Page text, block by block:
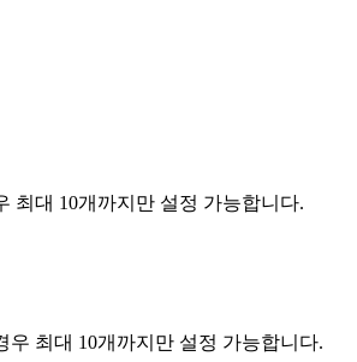
최대 10개까지만 설정 가능합니다.
우 최대 10개까지만 설정 가능합니다.